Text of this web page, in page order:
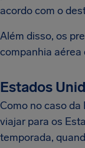
acordo com o
Além disso, os
companhia aérea
Estados
Como no caso
viajar para os
temporada,